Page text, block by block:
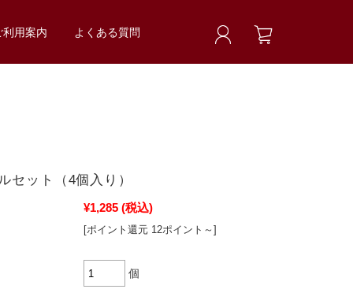
利用案内 よくある質問
セット（4個入り）
¥1,285 (税込)
[ポイント還元 12ポイント～]
個